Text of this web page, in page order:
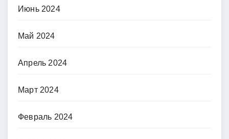
Июнь 2024
Май 2024
Апрель 2024
Март 2024
Февраль 2024